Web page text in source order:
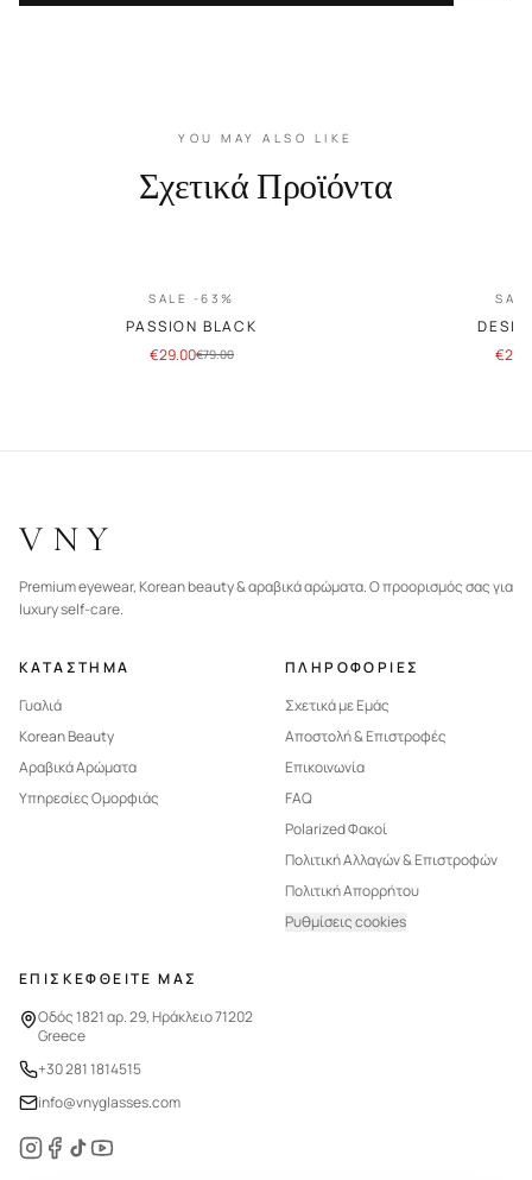
YOU MAY ALSO LIKE
Σχετικά Προϊόντα
SALE -63%
PASSION BLACK
€29.00€79.00
€
VNY
Premium eyewear, Korean beauty & αραβικά αρώματα. Ο προορισμός σας για
luxury self-care.
ΚΑΤΑΣΤΗΜΑ
Γυαλιά
Korean Beauty
Αραβικά Αρώματα
Υπηρεσίες Ομορφιάς
ΠΛΗΡΟΦΟΡΙΕΣ
Σχετικά με Εμάς
Αποστολή & Επιστροφές
Επικοινωνία
FAQ
Polarized Φακοί
Πολιτική Αλλαγών & Επιστροφών
Πολιτική Απορρήτου
Ρυθμίσεις cookies
ΕΠΙΣΚΕΦΘΕΙΤΕ ΜΑΣ
Οδός 1821 αρ. 29, Ηράκλειο 71202
Greece
+30 281 1814515
info@vnyglasses.com